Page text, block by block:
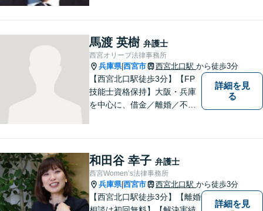
民事事件，家事事件，刑事事
件も幅広く取り扱っておりま
す。
馬渡 英樹 弁護士
西宮オリーブ法律事務所
兵庫県|西宮市 西宮北口駅 から徒歩3分
【西宮北口駅徒歩3分】【FP
技能士資格保持】大阪・兵庫
を中心に、借金／離婚／不動
丁寧な対応、アドバイスをさ
せていただきます。
詳細を見
る
和田谷 幸子 弁護士
西宮Women’s法律事務所
兵庫県|西宮市 西宮北口駅 から徒歩3分
【西宮北口駅徒歩3分】【離婚
詳細を見